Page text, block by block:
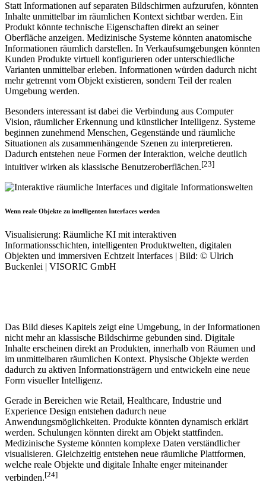
Statt Informationen auf separaten Bildschirmen aufzurufen, könnten
Inhalte unmittelbar im räumlichen Kontext sichtbar werden. Ein
Produkt könnte technische Eigenschaften direkt an seiner
Oberfläche anzeigen. Medizinische Systeme könnten anatomische
Informationen räumlich darstellen. In Verkaufsumgebungen könnten
Kunden Produkte virtuell konfigurieren oder unterschiedliche
Varianten unmittelbar erleben. Informationen würden dadurch nicht
mehr getrennt vom Objekt existieren, sondern Teil der realen
Umgebung werden.
Besonders interessant ist dabei die Verbindung aus Computer
Vision, räumlicher Erkennung und künstlicher Intelligenz. Systeme
beginnen zunehmend Menschen, Gegenstände und räumliche
Situationen als zusammenhängende Szenen zu interpretieren.
Dadurch entstehen neue Formen der Interaktion, welche deutlich
intuitiver wirken als klassische Benutzeroberflächen.[23]
Wenn reale Objekte zu intelligenten Interfaces werden
Visualisierung: Räumliche KI mit interaktiven
Informationsschichten, intelligenten Produktwelten, digitalen
Objekten und immersiven Echtzeit Interfaces | Bild: © Ulrich
Buckenlei | VISORIC GmbH
Das Bild dieses Kapitels zeigt eine Umgebung, in der Informationen
nicht mehr an klassische Bildschirme gebunden sind. Digitale
Inhalte erscheinen direkt an Produkten, innerhalb von Räumen und
im unmittelbaren räumlichen Kontext. Physische Objekte werden
dadurch zu aktiven Informationsträgern und entwickeln eine neue
Form visueller Intelligenz.
Gerade in Bereichen wie Retail, Healthcare, Industrie und
Experience Design entstehen dadurch neue
Anwendungsmöglichkeiten. Produkte könnten dynamisch erklärt
werden. Schulungen könnten direkt am Objekt stattfinden.
Medizinische Systeme könnten komplexe Daten verständlicher
visualisieren. Gleichzeitig entstehen neue räumliche Plattformen,
welche reale Objekte und digitale Inhalte enger miteinander
verbinden.[24]